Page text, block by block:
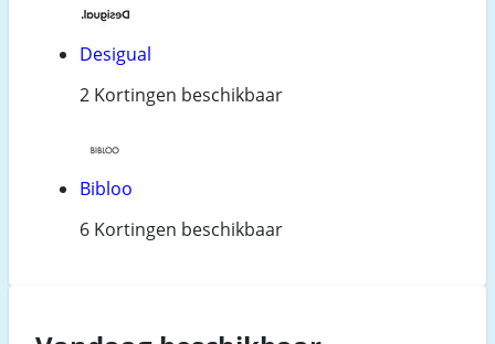
Desigual
2 Kortingen beschikbaar
Bibloo
6 Kortingen beschikbaar